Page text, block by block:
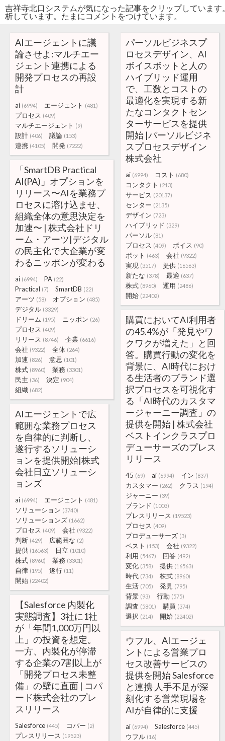
吉祥寺北口システムが気になった記事をクリップしていま
析しています。たまにコメントをつけています。
AIエージェントに議
論させよ:マルチエー
ジェント連携による
開発プロセスの再設
計
ai (6994) エージェント (481)
プロセス (409)
マルチエージェント (9)
設計 (406) 議論 (153)
連携 (4105) 開発 (7222)
パーソルビジネスプ
ロセスデザイン、AI
ボイスボットと人の
ハイブリッド運用
で、工数とコストの
最適化を実現する新
たなコンタクトセン
ターサービスを提供
開始 |パーソルビジネ
スプロセスデザイン
株式会社
ai (6994) コスト (680)
コンタクト (213)
サービス (20137)
センター (2135)
デザイン (723)
ハイブリッド (329)
パーソル (81)
プロセス (409) ボイス (90)
ボット (463) 会社 (9322)
実現 (3517) 提供 (16563)
新たな (378) 最適 (637)
株式 (8960) 運用 (2486)
開始 (22402)
「SmartDB Practical
AI(PA)」オプションを
リリース〜AIを業務プ
ロセスに溶け込ませ、
組織全体の意思決定を
加速〜 | 株式会社ドリ
ーム・アーツ|デジタル
の民主化で大企業が変
わるニッポンが変わる
ai (6994) PA (22)
Practical (7) SmartDB (22)
アーツ (58) オプション (485)
デジタル (3329)
ドリーム (195) ニッポン (26)
プロセス (409)
リリース (8746) 企業 (6616)
会社 (9322) 全体 (264)
加速 (826) 意思 (101)
株式 (8960) 業務 (3301)
民主 (36) 決定 (904)
組織 (682)
購買においてAI利用者
の45.4%が「発見やワ
クワクが増えた」と回
答。購買行動の変化を
背景に、AI時代におけ
る生活者のブランド選
択プロセスを可視化す
る「AI時代のカスタマ
ージャーニー調査」の
提供を開始 | 株式会社
ベストインクラスプロ
デューサーズのプレス
リリース
45 (69) ai (6994) イン (837)
カスタマー (262) クラス (194)
ジャーニー (39)
ブランド (1003)
プレスリリース (19523)
プロセス (409)
プロデューサーズ (3)
ベスト (153) 会社 (9322)
利用 (5467) 回答 (492)
変化 (358) 提供 (16563)
時代 (734) 株式 (8960)
生活 (705) 発見 (795)
背景 (93) 行動 (575)
調査 (5801) 購買 (374)
選択 (214) 開始 (22402)
AIエージェントで広
範囲な業務プロセス
を自律的に判断し、
遂行するソリューシ
ョンを提供開始|株式
会社日立ソリューシ
ョンズ
ai (6994) エージェント (481)
ソリューション (3740)
ソリューションズ (1662)
プロセス (409) 会社 (9322)
判断 (429) 広範囲な (2)
提供 (16563) 日立 (1010)
株式 (8960) 業務 (3301)
自律 (195) 遂行 (11)
開始 (22402)
【Salesforce 内製化
実態調査】3社に1社
が「年間1,000万円以
上」の投資を想定。
一方、内製化が停滞
する企業の7割以上が
「開発プロセス未整
備」の壁に直面 | コパ
ード株式会社のプレ
スリリース
Salesforce (445) コパー (2)
プレスリリース (19523)
ウフル、AIエージェ
ントによる営業プロ
セス改善サービスの
提供を開始 Salesforce
と連携 人手不足が深
刻化する営業現場を
AIが自律的に支援
ai (6994) Salesforce (445)
ウフル (16)